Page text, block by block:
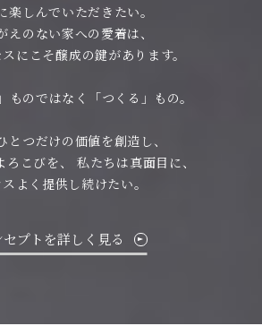
楽しんでいただきたい。
えのない家への愛着は、
にこそ醸成の鍵があります。
ものではなく「つくる」もの。
とつだけの価値を創造し、
こびを、
私たちは真面目に、
よく提供し続けたい。
セプトを詳しく見る